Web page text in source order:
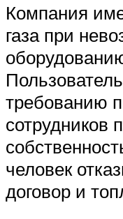
Компания
газа при
требованию
сотрудников
человек
договор и